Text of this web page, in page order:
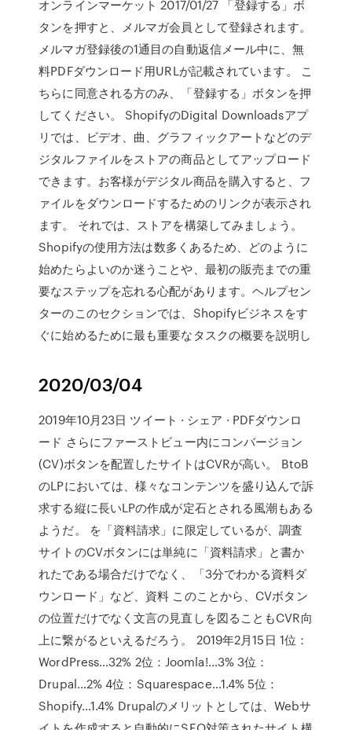
オンラインマーケット 2017/01/27 「登録する」ボ
タンを押すと、メルマガ会員として登録されます。
メルマガ登録後の1通目の自動返信メール中に、無
料PDFダウンロード用URLが記載されています。 こ
ちらに同意される方のみ、「登録する」ボタンを押
してください。 ShopifyのDigital Downloadsアプ
リでは、ビデオ、曲、グラフィックアートなどのデ
ジタルファイルをストアの商品としてアップロード
できます。お客様がデジタル商品を購入すると、フ
ァイルをダウンロードするためのリンクが表示され
ます。 それでは、ストアを構築してみましょう。
Shopifyの使用方法は数多くあるため、どのように
始めたらよいのか迷うことや、最初の販売までの重
要なステップを忘れる心配があります。ヘルプセン
ターのこのセクションでは、Shopifyビジネスをす
ぐに始めるために最も重要なタスクの概要を説明し
2020/03/04
2019年10月23日 ツイート · シェア · PDFダウンロ
ード さらにファーストビュー内にコンバージョン
(CV)ボタンを配置したサイトはCVRが高い。 BtoB
のLPにおいては、様々なコンテンツを盛り込んで訴
求する縦に長いLPの作成が定石とされる風潮もある
ようだ。 を「資料請求」に限定しているが、調査
サイトのCVボタンには単純に「資料請求」と書か
れたである場合だけでなく、「3分でわかる資料ダ
ウンロード」など、資料 このことから、CVボタン
の位置だけでなく文言の見直しを図ることもCVR向
上に繋がるといえるだろう。 2019年2月15日 1位：
WordPress…32% 2位：Joomla!…3% 3位：
Drupal…2% 4位：Squarespace…1.4% 5位：
Shopify…1.4% Drupalのメリットとしては、Webサ